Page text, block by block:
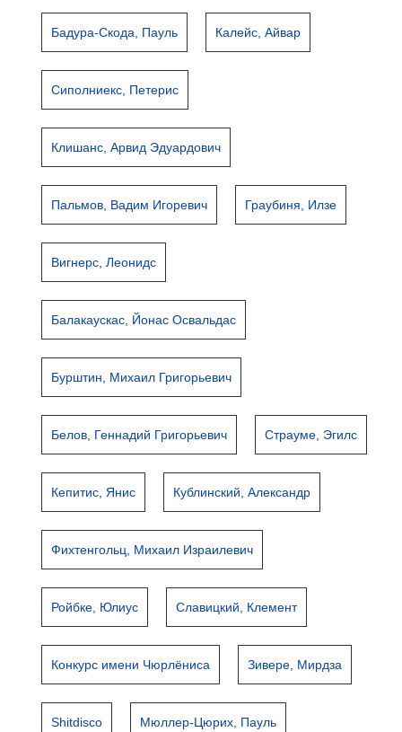
Бадура-Скода, Пауль Калейс, Айвар
Сиполниекс, Петерис
Клишанс, Арвид Эдуардович
Пальмов, Вадим Игоревич Граубиня, Илзе
Вигнерс, Леонидс
Балакаускас, Йонас Освальдас
Бурштин, Михаил Григорьевич
Белов, Геннадий Григорьевич Страуме, Эгилс
Кепитис, Янис Кублинский, Александр
Фихтенгольц, Михаил Израилевич
Ройбке, Юлиус Славицкий, Клемент
Конкурс имени Чюрлёниса Зивере, Мирдза
Shitdisco Мюллер-Цюрих, Пауль